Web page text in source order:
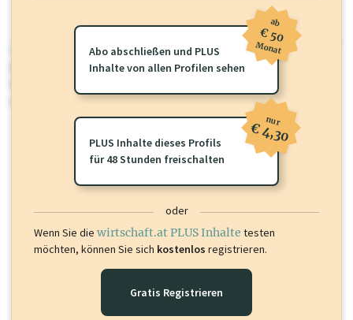
wirtschaft.at PLUS
Für dieses Profil gibt es zusätzlichewirtschaft.at PLUS Inhalte
oder loggen Sie sich ein um diese Inhalte zu sehen.
Abo abschließen und PLUS
Inhalte von allen Profilen sehen
ab
€ 50
Monat
PLUS Inhalte dieses Profils
für 48 Stunden freischalten
nur
€ 4,30
oder
Wenn Sie die wirtschaft.at PLUS Inhalte testen
möchten, können Sie sich kostenlos registrieren.
Gratis Registrieren